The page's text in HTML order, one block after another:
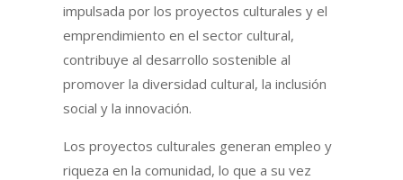
impulsada por los proyectos culturales y el
emprendimiento en el sector cultural,
contribuye al desarrollo sostenible al
promover la diversidad cultural, la inclusión
social y la innovación.
Los proyectos culturales generan empleo y
riqueza en la comunidad, lo que a su vez